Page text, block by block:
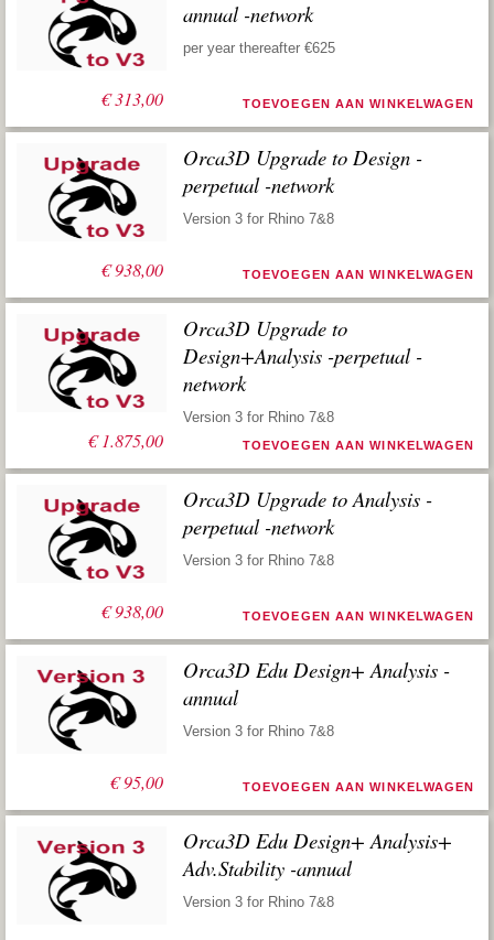
€313,00
annual -network
per year thereafter €625
TOEVOEGEN AAN WINKELWAGEN
€938,00
Orca3D Upgrade to Design -
perpetual -network
Version 3 for Rhino 7&8
TOEVOEGEN AAN WINKELWAGEN
€1.875,00
Orca3D Upgrade to
Design+Analysis -perpetual -
network
Version 3 for Rhino 7&8
TOEVOEGEN AAN WINKELWAGEN
€938,00
Orca3D Upgrade to Analysis -
perpetual -network
Version 3 for Rhino 7&8
TOEVOEGEN AAN WINKELWAGEN
€95,00
Orca3D Edu Design+ Analysis -
annual
Version 3 for Rhino 7&8
TOEVOEGEN AAN WINKELWAGEN
Orca3D Edu Design+ Analysis+
Adv.Stability -annual
Version 3 for Rhino 7&8